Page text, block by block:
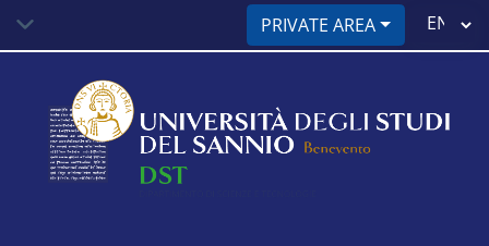
main
PRIVATE AREA
Select